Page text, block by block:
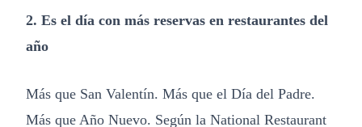
2. Es el día con más reservas en restaurantes del
año
Más que San Valentín. Más que el Día del Padre.
Más que Año Nuevo. Según la National Restaurant